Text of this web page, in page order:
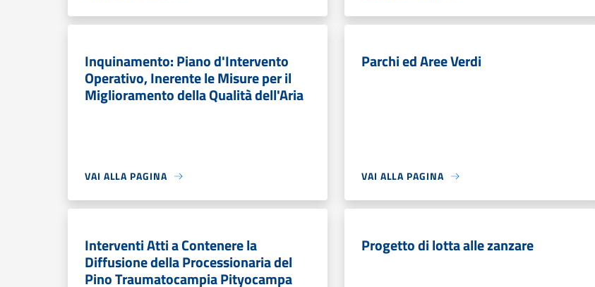
Inquinamento: Piano d'Intervento
Operativo, Inerente le Misure per il
Miglioramento della Qualità dell'Aria
VAI ALLA PAGINA
Parchi ed Aree Verdi
VAI ALLA PAGINA
Interventi Atti a Contenere la
Diffusione della Processionaria del
Pino Traumatocampia Pityocampa
Progetto di lotta alle zanzare